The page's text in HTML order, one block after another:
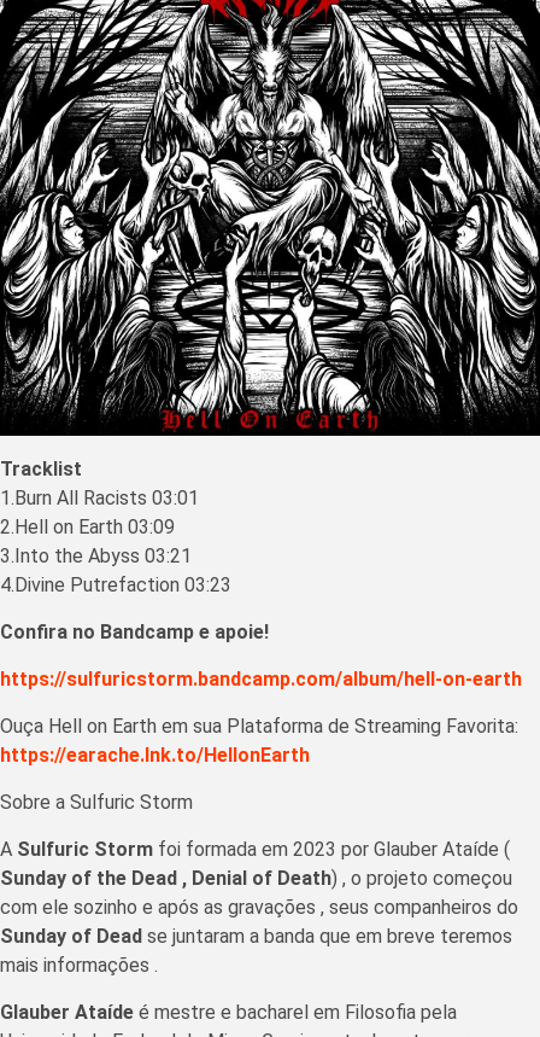
Tracklist
1.Burn All Racists 03:01
2.Hell on Earth 03:09
3.Into the Abyss 03:21
4.Divine Putrefaction 03:23
Confira no Bandcamp e apoie!
https://sulfuricstorm.bandcamp.com/album/hell-on-earth
Ouça Hell on Earth em sua Plataforma de Streaming Favorita:
https://earache.lnk.to/HellonEarth
Sobre a Sulfuric Storm
A Sulfuric Storm foi formada em 2023 por Glauber Ataíde (
Sunday of the Dead , Denial of Death) , o projeto começou
com ele sozinho e após as gravações , seus companheiros do
Sunday of Dead se juntaram a banda que em breve teremos
mais informações .
Glauber Ataíde é mestre e bacharel em Filosofia pela